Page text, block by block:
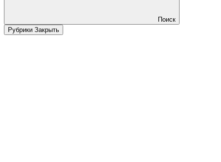
Поиск
Рубрики Закрыть